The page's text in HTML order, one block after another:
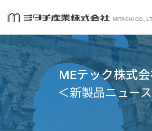
MEテック株式
＜新製品ニュー